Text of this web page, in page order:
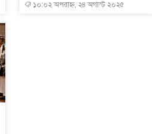
১০:০২ অপরাহ্ন, ২৪ অগাস্ট ২০২৫